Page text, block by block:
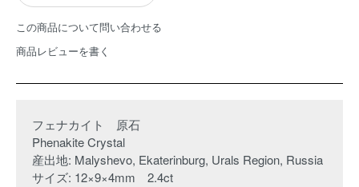
この商品について問い合わせる
商品レビューを書く
フェナカイト 原石
Phenakite Crystal
産出地: Malyshevo, Ekaterinburg, Urals Region, Russia
サイズ: 12×9×4mm 2.4ct